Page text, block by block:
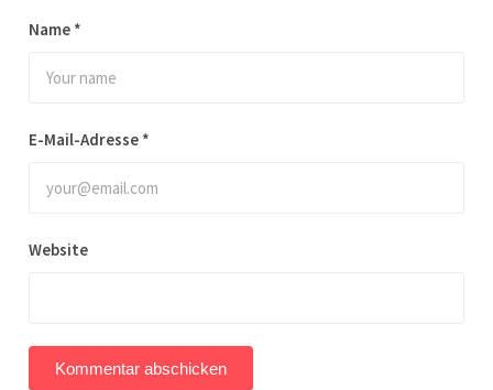
Name *
E-Mail-Adresse *
Website